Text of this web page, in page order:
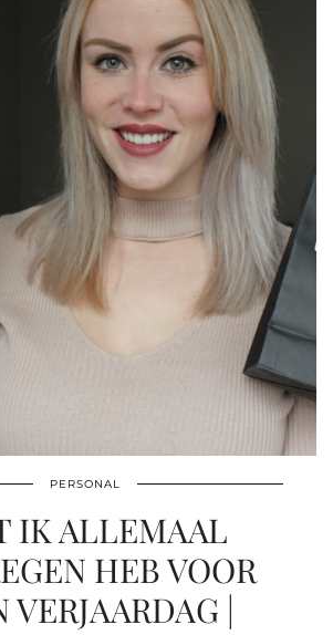
PERSONAL
IK ALLEMAAL
HEB VOOR
VERJAARDAG |